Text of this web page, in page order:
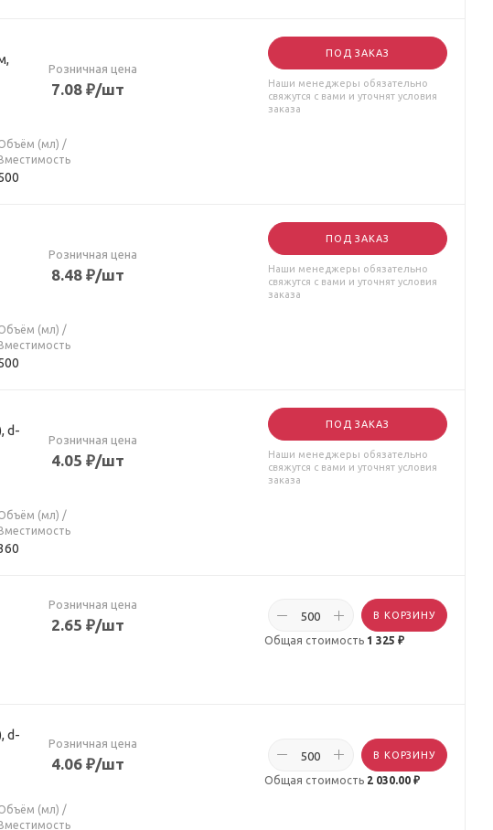
Розничная цена
7.08 ₽/шт
ПОД ЗАКАЗ
Наши менеджеры обязательно
свяжутся с вами и уточнят условия
заказа
(мл) /
Розничная цена
8.48 ₽/шт
ПОД ЗАКАЗ
Наши менеджеры обязательно
свяжутся с вами и уточнят условия
заказа
(мл) /
d-
Розничная цена
4.05 ₽/шт
ПОД ЗАКАЗ
Наши менеджеры обязательно
свяжутся с вами и уточнят условия
заказа
(мл) /
Розничная цена
2.65 ₽/шт
В КОРЗИНУ
Общая стоимость 1 325 ₽
d-
Розничная цена
4.06 ₽/шт
В КОРЗИНУ
Общая стоимость 2 030.00 ₽
(мл) /
Вместимость